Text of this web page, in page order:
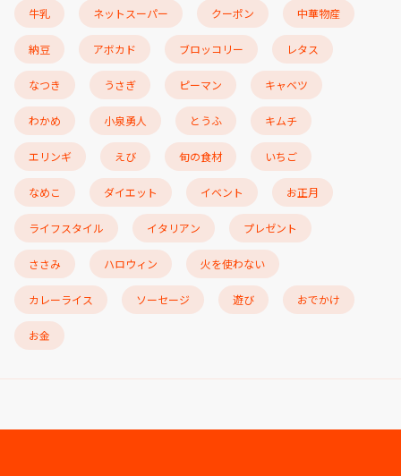
牛乳 ネットスーパー クーポン 中華物産
納豆 アボカド ブロッコリー レタス
なつき うさぎ ピーマン キャベツ
わかめ 小泉勇人 とうふ キムチ
エリンギ えび 旬の食材 いちご
なめこ ダイエット イベント お正月
ライフスタイル イタリアン プレゼント
ささみ ハロウィン 火を使わない
カレーライス ソーセージ 遊び おでかけ
お金